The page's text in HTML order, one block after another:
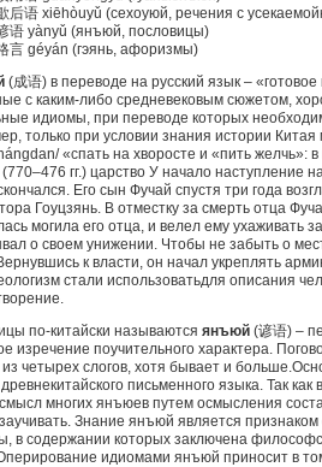
后语 xiēhòuyǔ (сехоуюй, речения с
语 yànyǔ (янъюй, пословицы)
言 géyán (гэянь, афоризмы)
(成语) в переводе на русский язык –
с каким-либо средневековым сюжетом,
идиомы, при переводе которых
только при условии знания истории
«спать на хворосте и «пить
(770–476 гг.) царство У начало
Его сын Фучай спустя три года
Гоуцзянь. В отместку за смерть отца
могила его отца, и велел ему ухаживать
о своем унижении. Чтобы не забыть о
к власти, он начал укреплять
стали использоватьдля описания
по-китайски называются янъюй (谚语) –
изречение поучительного характера.
четырех слогов, хотя бывает и
письменного языка. Так
многих янъюев путем осмысления
Знание янъюй является
в содержании которых заключена
идиомами янъюй приносит в